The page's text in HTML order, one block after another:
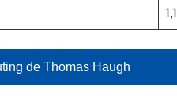
1,1
de Thomas Haugh